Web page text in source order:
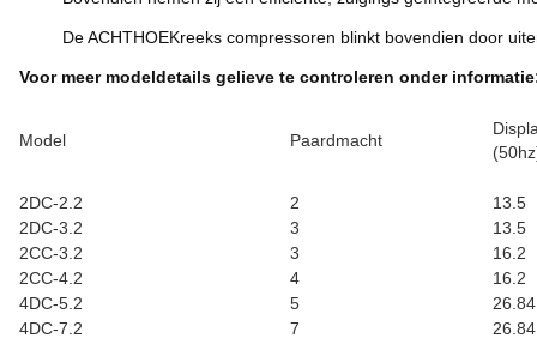
De ACHTHOEKreeks compressoren blinkt bovendien door
Voor meer modeldetails gelieve te controleren onder
Model Paardmacht
2DC-2.2 2
13.5
2DC-3.2
3
13.5
2CC-3.2
3
16.2
2CC-4.2
4
16.2
4DC-5.2
5
26.84
4DC-7.2
7 26.84